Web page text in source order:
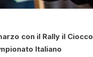
con il Rally il Ciocco
Italiano